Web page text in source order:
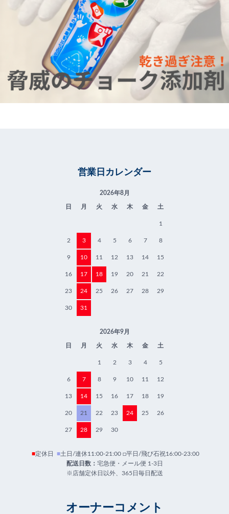
営業日カレンダー
2026年8月
日 月 火 水 木 金 土
1
2 3 4 5 6 7 8
9 10 11 12 13 14 15
16 17 18 19 20 21 22
23 24 25 26 27 28 29
30 31
2026年9月
日 月 火 水 木 金 土
1 2 3 4 5
6 7 8 9 10 11 12
13 14 15 16 17 18 19
20 21 22 23 24 25 26
27 28 29 30
■定休日 ■土日/連休11:00-21:00 □平日/飛び石祝16:00-23:00
配送日数： 宅急便・メール便 1-3日
※店舗定休日以外、365日毎日配送
オーナーコメント